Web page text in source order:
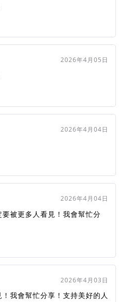
2026年4月05日
2026年4月04日
2026年4月04日
被更多人看見！我會幫忙分
2026年4月03日
我會幫忙分享！支持美好的人